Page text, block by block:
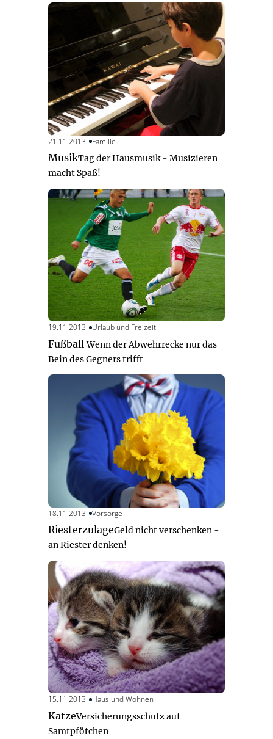
21.11.2013 Familie
MusikTag der Hausmusik - Musizieren
macht Spaß!
19.11.2013 Urlaub und Freizeit
FußballWenn der Abwehrrecke nur das
Bein des Gegners trifft
18.11.2013 Vorsorge
RiesterzulageGeld nicht verschenken -
an Riester denken!
15.11.2013 Haus und Wohnen
KatzeVersicherungsschutz auf
Samtpfötchen